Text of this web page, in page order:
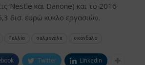
Nestle και Danone) και το 2016
δισ. ευρώ κύκλο εργασιών.
Γαλλία σαλμονέλα σκάνδαλο
Twitter Linkedin